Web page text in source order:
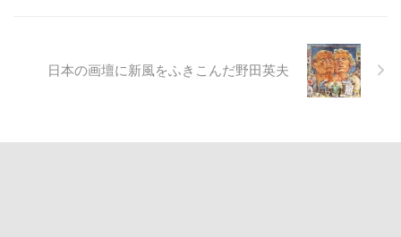
日本の画壇に新風をふきこんだ野田英夫